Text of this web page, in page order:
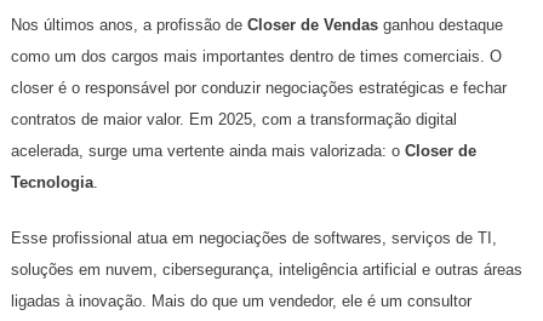
Nos últimos anos, a profissão de Closer de Vendasganhou destaque
como um dos cargos mais importantes dentro de times comerciais. O
closer é o responsável por conduzir negociações estratégicas e fechar
contratos de maior valor. Em 2025, com a transformação digital
acelerada, surge uma vertente ainda mais valorizada: o Closer de
Tecnologia.
Esse profissional atua em negociações de softwares, serviços de TI,
soluções em nuvem, cibersegurança, inteligência artificial e outras áreas
ligadas à inovação. Mais do que um vendedor, ele é um consultor